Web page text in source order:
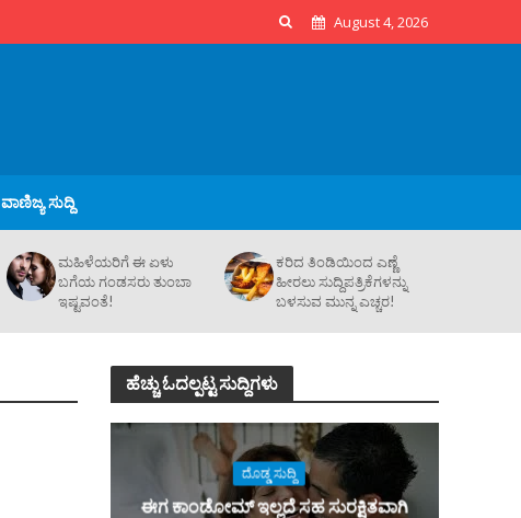
August 4, 2026
ವಾಣಿಜ್ಯ ಸುದ್ದಿ
ಮಹಿಳೆಯರಿಗೆ ಈ ಏಳು
ಬಗೆಯ ಗಂಡಸರು ತುಂಬಾ
ಇಷ್ಟವಂತೆ!
ಕರಿದ ತಿಂಡಿಯಿಂದ ಎಣ್ಣೆ
ಹೀರಲು ಸುದ್ದಿಪತ್ರಿಕೆಗಳನ್ನು
ಬಳಸುವ ಮುನ್ನ ಎಚ್ಚರ!
ಹೆಚ್ಚು ಓದಲ್ಪಟ್ಟ ಸುದ್ದಿಗಳು
ದೊಡ್ಡ ಸುದ್ದಿ
ಈಗ ಕಾಂಡೋಮ್‌ ಇಲ್ಲದೆ ಸಹ ಸುರಕ್ಷಿತವಾಗಿ